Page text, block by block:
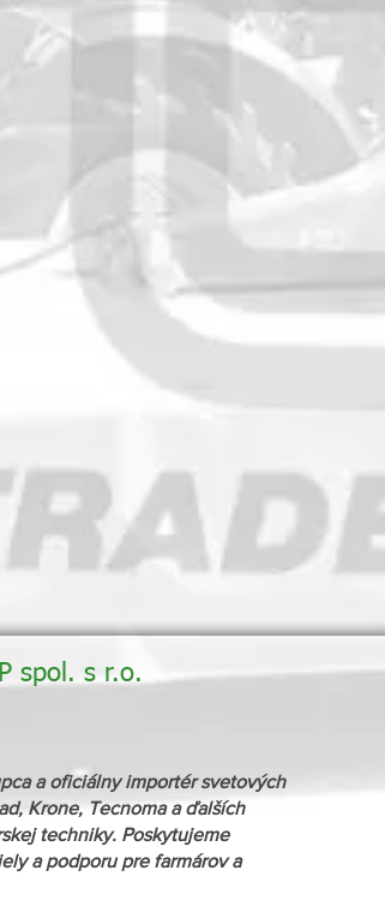
spol. s r.o.
a oficiálny importér svetových
Krone, Tecnoma a ďalších
techniky. Poskytujeme
a podporu pre farmárov a